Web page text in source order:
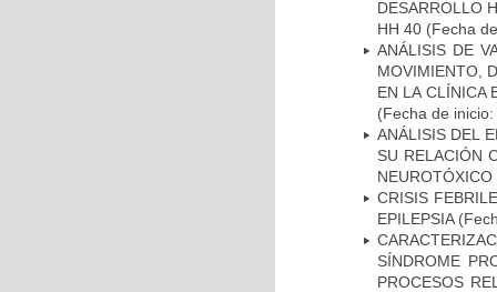
DESARROLLO
HH 40 (Fecha
ANÁLISIS DE
MOVIMIENTO,
EN LA CLÍNICA
(Fecha de
ANÁLISIS DEL
SU RELACIÓN
NEUROTÓXICO
CRISIS
EPILEPSIA
SÍNDROME
PROCESOS